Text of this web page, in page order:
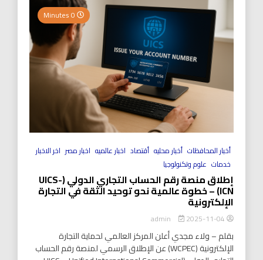
أخبار المحافظات أخبار محليه أقتصاد اخبار عالميه اخبار مصر اخر الاخبار
خدمات علوم وتكنولوجيا
إطلاق منصة رقم الحساب التجاري الدولي (UICS-
ICN) – خطوة عالمية نحو توحيد الثقة في التجارة
الإلكترونية
2025-11-04
بقلم – ولاء مجدي أعلن المركز العالمي لحماية التجارة
الإلكترونية (WCPEC) عن الإطلاق الرسمي لمنصة رقم الحساب